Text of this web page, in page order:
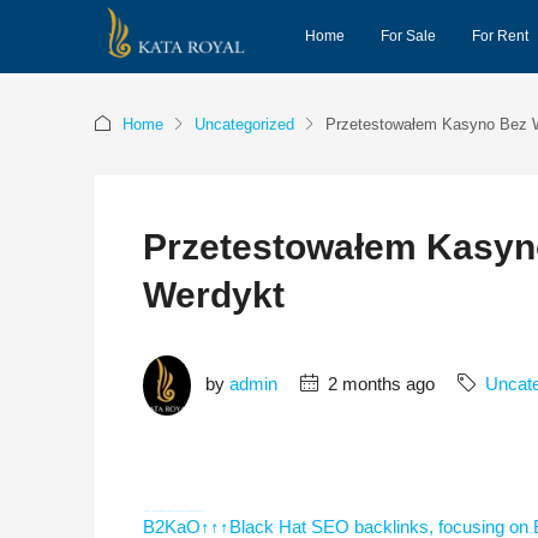
Home For Sale For Rent
Home Uncategorized Przetestowałem Kasyno Bez
Przetestowałem
Werdykt
by admin 2 months ago
B2KaO↑↑↑Black Hat SEO backlinks, focusing on